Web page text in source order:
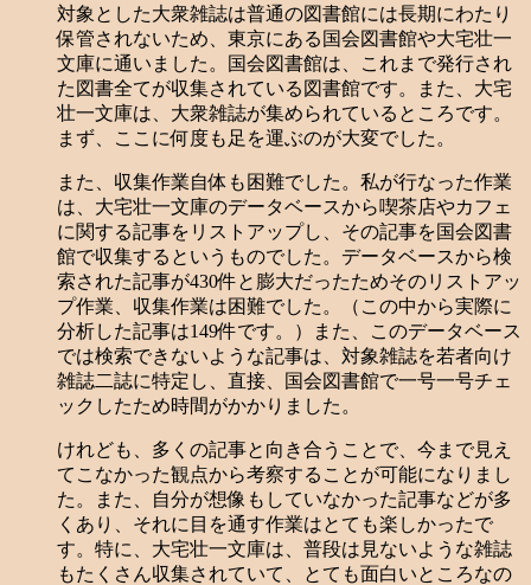
対象とした大衆雑誌は普通の図書館には長期にわたり
保管されないため、東京にある国会図書館や大宅壮一
文庫に通いました。国会図書館は、これまで発行され
た図書全てが収集されている図書館です。また、大宅
壮一文庫は、大衆雑誌が集められているところです。
まず、ここに何度も足を運ぶのが大変でした。
また、収集作業自体も困難でした。私が行なった作業
は、大宅壮一文庫のデータベースから喫茶店やカフェ
に関する記事をリストアップし、その記事を国会図書
館で収集するというものでした。データベースから検
索された記事が430件と膨大だったためそのリストアッ
プ作業、収集作業は困難でした。（この中から実際に
分析した記事は149件です。）また、このデータベース
では検索できないような記事は、対象雑誌を若者向け
雑誌二誌に特定し、直接、国会図書館で一号一号チェ
ックしたため時間がかかりました。
けれども、多くの記事と向き合うことで、今まで見え
てこなかった観点から考察することが可能になりまし
た。また、自分が想像もしていなかった記事などが多
くあり、それに目を通す作業はとても楽しかったで
す。特に、大宅壮一文庫は、普段は見ないような雑誌
もたくさん収集されていて、とても面白いところなの